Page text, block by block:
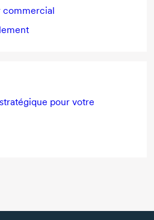
commercial
pour votre